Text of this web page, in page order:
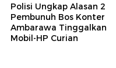
Polisi Ungkap Alasan 2
Pembunuh Bos Konter
Ambarawa Tinggalkan
Mobil-HP Curian